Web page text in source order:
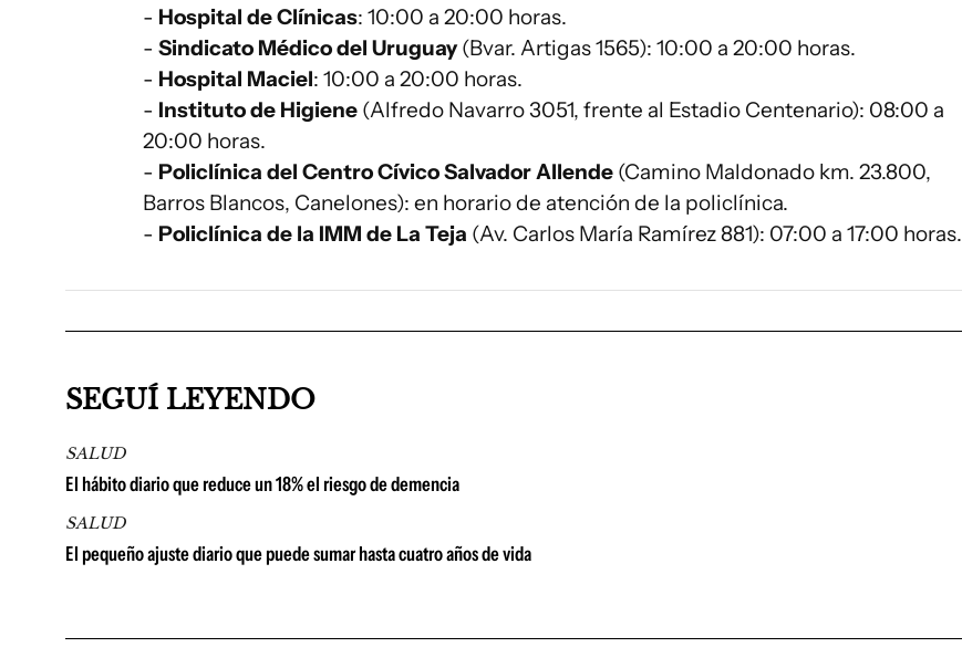
- Hospital de Clínicas: 10:00 a 20:00 horas.
- Sindicato Médico del Uruguay(Bvar. Artigas 1565): 10:00 a 20:00 horas.
- Hospital Maciel: 10:00 a 20:00 horas.
- Instituto de Higiene (Alfredo Navarro 3051, frente al Estadio Centenario): 08:00 a
20:00 horas.
- Policlínica del Centro Cívico Salvador Allende (Camino Maldonado km. 23.800,
Barros Blancos, Canelones): en horario de atención de la policlínica.
- Policlínica de la IMM de La Teja (Av. Carlos María Ramírez 881): 07:00 a 17:00 horas.
SEGUÍ LEYENDO
SALUD
El hábito diario que reduce un 18% el riesgo de demencia
SALUD
El pequeño ajuste diario que puede sumar hasta cuatro años de vida